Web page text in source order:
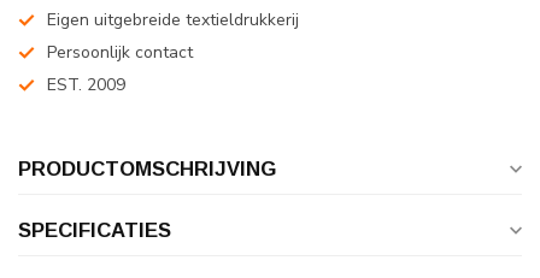
Eigen uitgebreide textieldrukkerij
Persoonlijk contact
EST. 2009
PRODUCTOMSCHRIJVING
SPECIFICATIES